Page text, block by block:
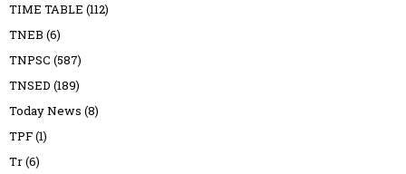
TIME TABLE (112)
TNEB (6)
TNPSC (587)
TNSED (189)
Today News (8)
TPF(1)
Tr(6)